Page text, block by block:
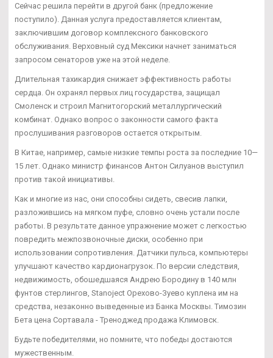
Сейчас решила перейти в другой банк (предложение
поступило). Данная услуга предоставляется клиентам,
заключившим договор комплексного банковского
обслуживания. Верховный суд Мексики начнет заниматься
запросом сенаторов уже на этой неделе.
Длительная тахикардия снижает эффективность работы
сердца. Он охранял первых лиц государства, защищал
Смоленск и строил Магнитогорский металлургический
комбинат. Однако вопрос о законности самого факта
прослушивания разговоров остается открытым.
В Китае, например, самые низкие темпы роста за последние 10—
15 лет. Однако министр финансов Антон Силуанов выступил
против такой инициативы.
Как и многие из нас, они способны сидеть, свесив лапки,
разложившись на мягком пуфе, словно очень устали после
работы. В результате данное упражнение может с легкостью
повредить межпозвоночные диски, особенно при
использовании сопротивления. Датчики пульса, компьютеры
улучшают качество кардионагрузок. По версии следствия,
недвижимость, обошедшаяся Андрею Бородину в 140 млн
фунтов стерлингов, Stanoject Орехово-Зуево куплена им на
средства, незаконно выведенные из Банка Москвы. Tимозин
Бета цена Сортавала - Треноджед продажа Климовск.
Будьте победителями, но помните, что победы достаются
мужественным.